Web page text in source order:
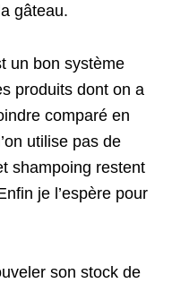
gâteau.
un bon système
produits dont on a
comparé en
utilise pas de
shampoing restent
je l’espère pour
son stock de